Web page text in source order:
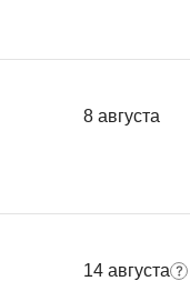
8 августа
14 августа